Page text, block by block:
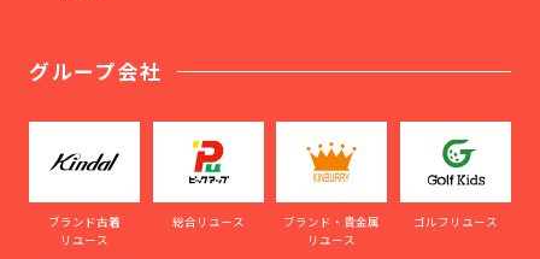
グループ会社
ブランド古着
リユース
総合リユース
ブランド・貴金属
リユース
ゴルフリユース